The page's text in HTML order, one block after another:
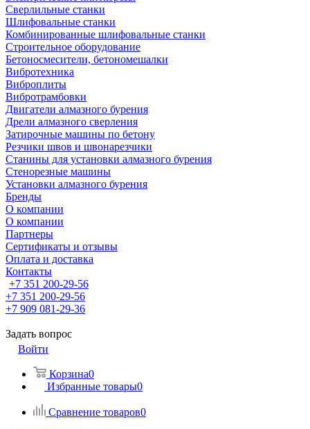
Сверлильные станки
Шлифовальные станки
Комбинированные шлифовальные станки
Строительное оборудование
Бетоносмесители, бетономешалки
Вибротехника
Виброплиты
Вибротрамбовки
Двигатели алмазного бурения
Дрели алмазного сверления
Затирочные машины по бетону
Резчики швов и швонарезчики
Станины для установки алмазного бурения
Стенорезные машины
Установки алмазного бурения
Бренды
О компании
О компании
Партнеры
Cертификаты и отзывы
Оплата и доставка
Контакты
+7 351 200-29-56
+7 351 200-29-56
+7 909 081-29-36
Задать вопрос
Войти
Корзина0
Избранные товары0
Сравнение товаров0